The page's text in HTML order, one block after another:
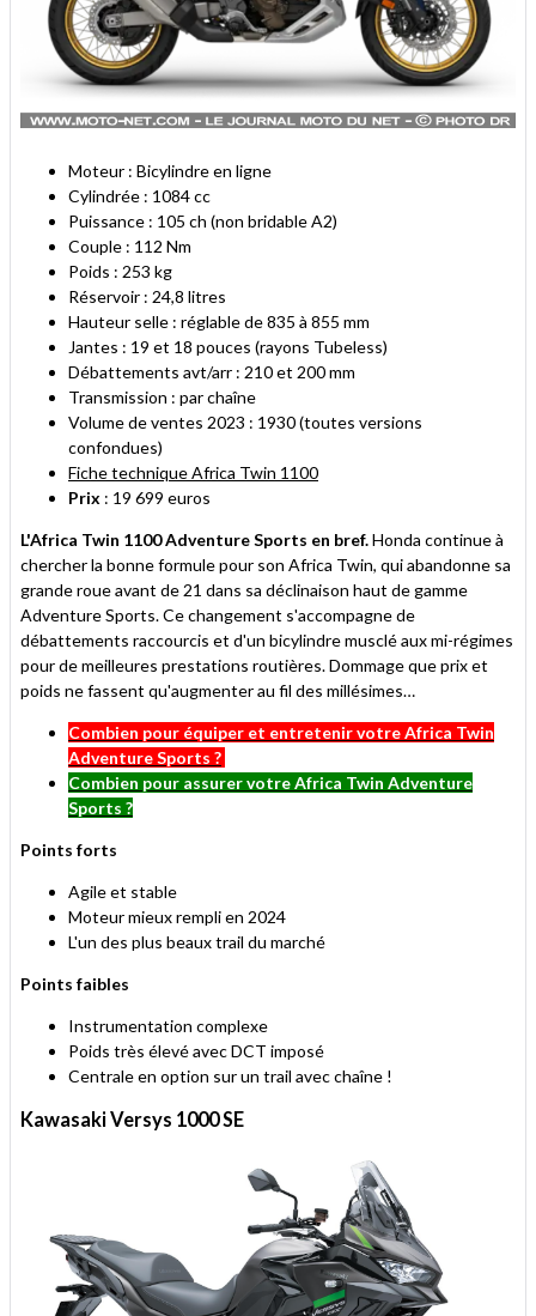
Moteur : Bicylindre en ligne
Cylindrée : 1084 cc
Puissance : 105 ch (non bridable A2)
Couple : 112 Nm
Poids : 253 kg
Réservoir : 24,8 litres
Hauteur selle : réglable de 835 à 855 mm
Jantes : 19 et 18 pouces (rayons Tubeless)
Débattements avt/arr : 210 et 200 mm
Transmission : par chaîne
Volume de ventes 2023 : 1930 (toutes versions
confondues)
Fiche technique Africa Twin 1100
Prix : 19 699 euros
L'Africa Twin 1100 Adventure Sports en bref.Honda continue à
chercher la bonne formule pour son Africa Twin, qui abandonne sa
grande roue avant de 21 dans sa déclinaison haut de gamme
Adventure Sports. Ce changement s'accompagne de
débattements raccourcis et d'un bicylindre musclé aux mi-régimes
pour de meilleures prestations routières. Dommage que prix et
poids ne fassent qu'augmenter au fil des millésimes…
Combien pour équiper et entretenir votre Africa Twin
Adventure Sports ?
Combien pour assurer votre Africa Twin Adventure
Sports ?
Points forts
Agile et stable
Moteur mieux rempli en 2024
L'un des plus beaux trail du marché
Points faibles
Instrumentation complexe
Poids très élevé avec DCT imposé
Centrale en option sur un trail avec chaîne !
Kawasaki Versys 1000 SE